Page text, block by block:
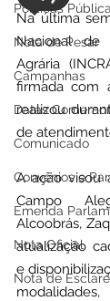
Políticas
Nota de Pesar
Campanhas
Datas
Comunicado
Convênios e
Emenda
Nota Oficial
Nota de
Na última
Nacional de
Agrária
firmada com
realizou
de
A ação visou
Campo
Alcoobrás,
atualização
e